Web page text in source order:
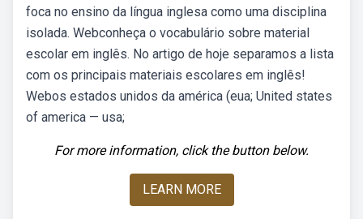
foca no ensino da língua inglesa como uma disciplina
isolada. Webconheça o vocabulário sobre material
escolar em inglês. No artigo de hoje separamos a lista
com os principais materiais escolares em inglês!
Webos estados unidos da américa (eua; United states
of america — usa;
For more information, click the button below.
LEARN MORE